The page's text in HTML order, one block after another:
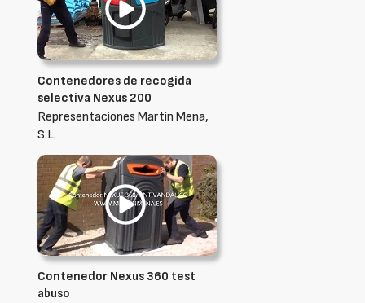
Contenedores de recogida
selectiva Nexus 200
Representaciones Martín Mena,
S.L.
Contenedor Nexus 360 test
abuso